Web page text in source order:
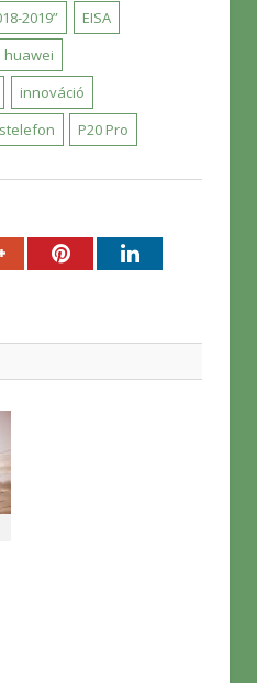
2019”
EISA
huawei
innováció
P20 Pro
Google+PinterestLinkedIn